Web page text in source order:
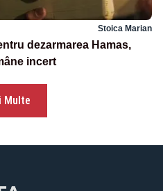
Stoica Marian
dezarmarea Hamas,
incert
Multe